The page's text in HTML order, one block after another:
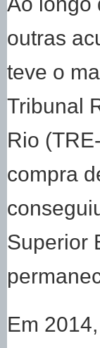
outras
teve o
Tribunal
Rio
compra
Superior
Em